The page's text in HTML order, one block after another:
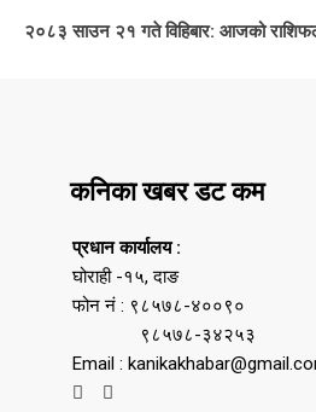
२०८३ साउन २१ गते विहिबार: आजको
कनिका खबर डट कम
प्रधान कार्यालय :
घोराही -१५, दाङ
फोन नं : ९८५७८-४००९०
९८५७८-३४२५३
Email :